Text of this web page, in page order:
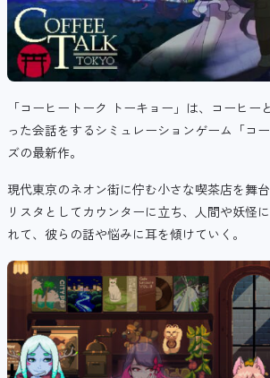
「コーヒートーク トーキョー」は、コーヒー
った会話をするシミュレーションゲーム「コ
ズの最新作。
現代東京のネオン街に佇む小さな喫茶店を舞
リスタとしてカウンターに立ち、人間や妖怪
れて、彼らの話や悩みに耳を傾けていく。